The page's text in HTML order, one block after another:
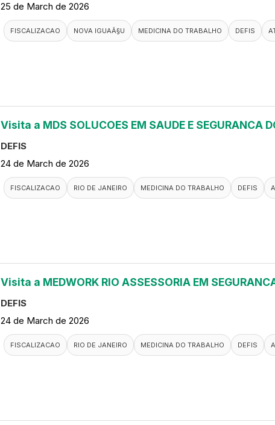
25 de March de 2026
FISCALIZACAO NOVA IGUAÃ§U MEDICINA DO TRABALHO DEFIS
Visita a MDS SOLUCOES EM SAUDE E SEGURANCA
DEFIS
24 de March de 2026
FISCALIZACAO RIO DE JANEIRO MEDICINA DO TRABALHO DEFIS
Visita a MEDWORK RIO ASSESSORIA EM
DEFIS
24 de March de 2026
FISCALIZACAO RIO DE JANEIRO MEDICINA DO TRABALHO DEFIS